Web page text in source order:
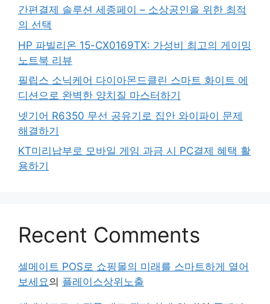
간편결제 솔루션 세종페이 – 소상공인을 위한 최적
의 선택
HP 파빌리온 15-CX0169TX: 가성비 최고의 게이밍
노트북 리뷰
필립스 소닉케어 다이아몬드클린 스마트 화이트 에
디션으로 완벽한 양치질 마스터하기
넷기어 R6350 무선 공유기로 집안 와이파이 문제
해결하기
KT미리납부로 모바일 게임 과금 시 PC결제 혜택 활
용하기
Recent Comments
셀메이트 POS로 쇼핑몰의 미래를 스마트하게 열어
보세요의 플레이스상위노출